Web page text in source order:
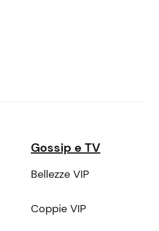
Gossip e TV
Bellezze VIP
Coppie VIP